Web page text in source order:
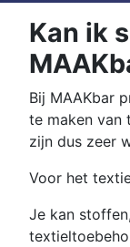
Kan ik
Bij MAAKbar
te maken van
zijn dus zeer
Voor het
Je kan